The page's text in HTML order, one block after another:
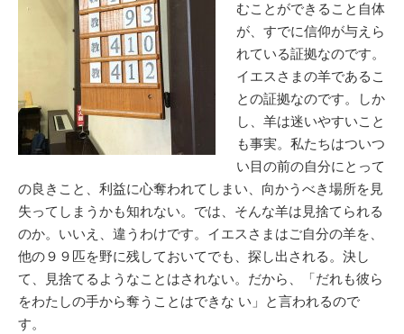
むことができること自体
が、すでに信仰が与えら
れている証拠なのです。
イエスさまの羊であるこ
との証拠なのです。しか
し、羊は迷いやすいこと
も事実。私たちはついつ
い目の前の自分にとって
の良きこと、利益に心奪われてしまい、向かうべき場所を見
失ってしまうかも知れない。では、そんな羊は見捨てられる
のか。いいえ、違うわけです。イエスさまはご自分の羊を、
他の９９匹を野に残しておいてでも、探し出される。決し
て、見捨てるようなことはされない。だから、「だれも彼ら
をわたしの手から奪うことはできな い」と言われるので
す。